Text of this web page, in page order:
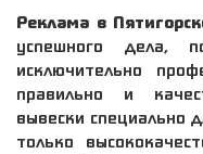
Реклама в
успешного дела,
исключительно
правильно и
вывески специально
только